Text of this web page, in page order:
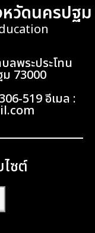
วัดนครปฐม
ลพระประโทน
ม 73000
519 อีเมล :
ซต์